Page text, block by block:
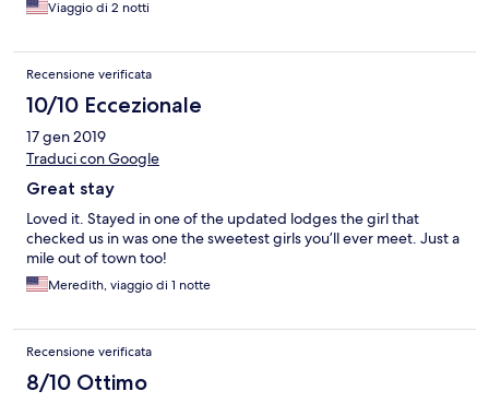
Viaggio di 2 notti
Recensione verificata
10/10 Eccezionale
17 gen 2019
Traduci con Google
Great stay
Loved it. Stayed in one of the updated lodges the girl that
checked us in was one the sweetest girls you’ll ever meet. Just a
mile out of town too!
Meredith, viaggio di 1 notte
Recensione verificata
8/10 Ottimo